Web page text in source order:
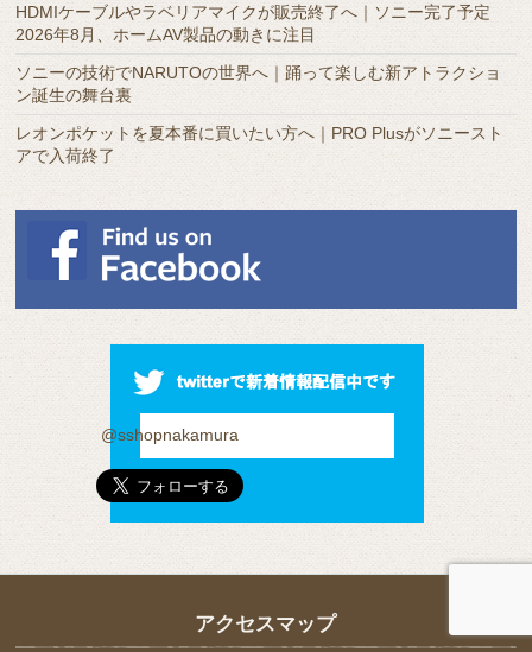
HDMIケーブルやラベリアマイクが販売終了へ｜ソニー完了予定
2026年8月、ホームAV製品の動きに注目
ソニーの技術でNARUTOの世界へ｜踊って楽しむ新アトラクショ
ン誕生の舞台裏
レオンポケットを夏本番に買いたい方へ｜PRO Plusがソニースト
アで入荷終了
@sshopnakamura
アクセスマップ